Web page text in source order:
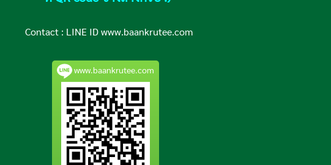
Contact : LINE ID www.baankrutee.com
www.baankrutee.com